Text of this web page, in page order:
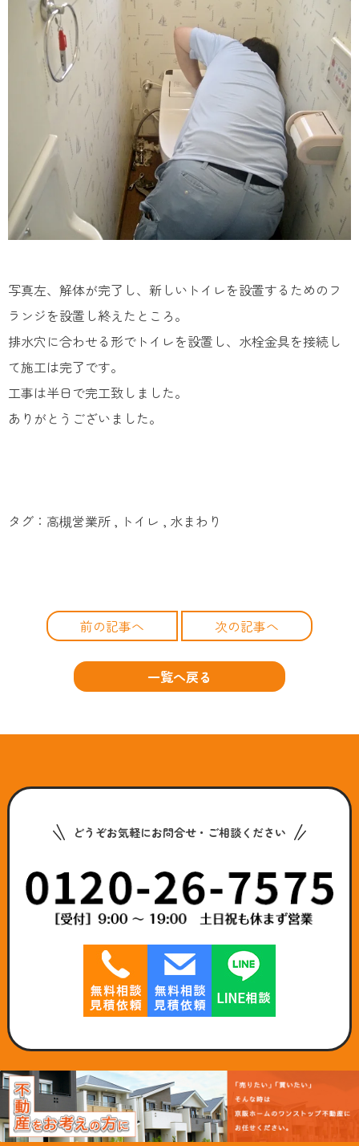
写真左、解体が完了し、新しいトイレを設置するためのフ
ランジを設置し終えたところ。
排水穴に合わせる形でトイレを設置し、水栓金具を接続し
て施工は完了です。
工事は半日で完工致しました。
ありがとうございました。
タグ：高槻営業所 , トイレ , 水まわり
前の記事へ 次の記事へ
一覧へ戻る
どうぞお気軽にお問合せ・ご相談ください